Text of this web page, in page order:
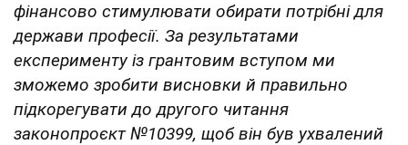
фінансово стимулювати обирати потрібні для
держави професії. За результатами
експерименту із грантовим вступом ми
зможемо зробити висновки й правильно
підкорегувати до другого читання
законопроєкт №10399, щоб він був ухвалений